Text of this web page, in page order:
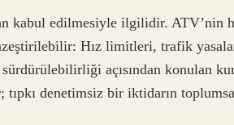
kabul edilmesiyle ilgilidir. ATV’nin
Hız limitleri, trafik
açısından konulan
tıpkı denetimsiz bir iktidarın